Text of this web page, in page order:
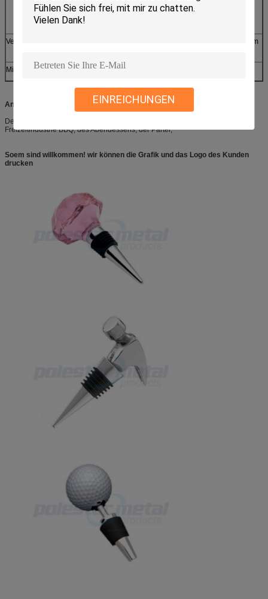
EINREICHUNGEN
3. 24 Stundenkundendienst
4. kann jede Monatsproduktion 600.000 PC
Verpacken
Kartone, Holzetui oder Kunststoffkoffer hängt vom
Mindestbestellmenge sie negotiabled
Anwendungen:
Der Stange, des Kampierens und anderer Aktien von Unternehmen der
Freizeitindustrie BBQ, des Abendessens, der Partei,
Soem sind willkommen! wir können die Grafik und das Logo des Kunden
drucken